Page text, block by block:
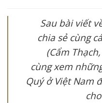
Sau bài viết
chia sẻ cùng
(Cẩm
cùng xem
Quý ở Việt Nam